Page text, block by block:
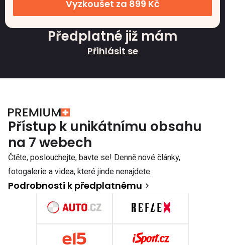
Vyzkoušet za 899 Kč
Předplatné již mám
Přihlásit se
Přístup k unikátnímu obsahu
na 7 webech
Čtěte, poslouchejte, bavte se! Denně nové články,
fotogalerie a videa, které jinde nenajdete.
Podrobnosti k předplatnému